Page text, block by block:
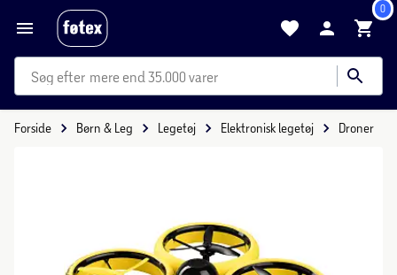
0
mere end 35.000 varer
Forside Børn & Leg Legetøj Elektronisk legetøj Droner